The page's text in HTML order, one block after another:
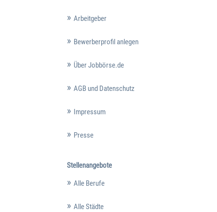
Arbeitgeber
Bewerberprofil anlegen
Über Jobbörse.de
AGB und Datenschutz
Impressum
Presse
Stellenangebote
Alle Berufe
Alle Städte